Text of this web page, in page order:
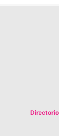
Directorio